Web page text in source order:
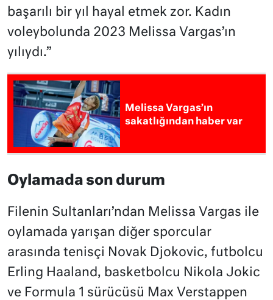
başarılı bir yıl hayal etmek zor. Kadın
voleybolunda 2023 Melissa Vargas’ın
yılıydı.”
Melissa Vargas’ın
sakatlığından haber var
Oylamada son durum
Filenin Sultanları’ndan Melissa Vargas ile
oylamada yarışan diğer sporcular
arasında tenisçi Novak Djokovic, futbolcu
Erling Haaland, basketbolcu Nikola Jokic
ve Formula 1 sürücüsü Max Verstappen